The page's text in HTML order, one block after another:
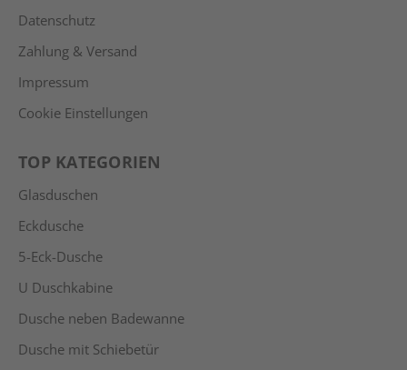
Datenschutz
Zahlung & Versand
Impressum
Cookie Einstellungen
TOP KATEGORIEN
Glasduschen
Eckdusche
5-Eck-Dusche
U Duschkabine
Dusche neben Badewanne
Dusche mit Schiebetür